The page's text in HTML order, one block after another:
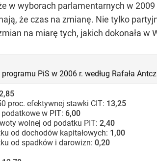
w wyborach parlamentarnych w
że czas na zmianę. Nie tylko
na miarę tych, jakich dokonała w
PiS w 2006 r. według Rafała
proc. efektywnej stawki CIT: 13,25
w PIT: 6,00
wolnej od podatku PIT: 2,40
od dochodów kapitałowych: 1,00
od spadków i darowizn: 0,20